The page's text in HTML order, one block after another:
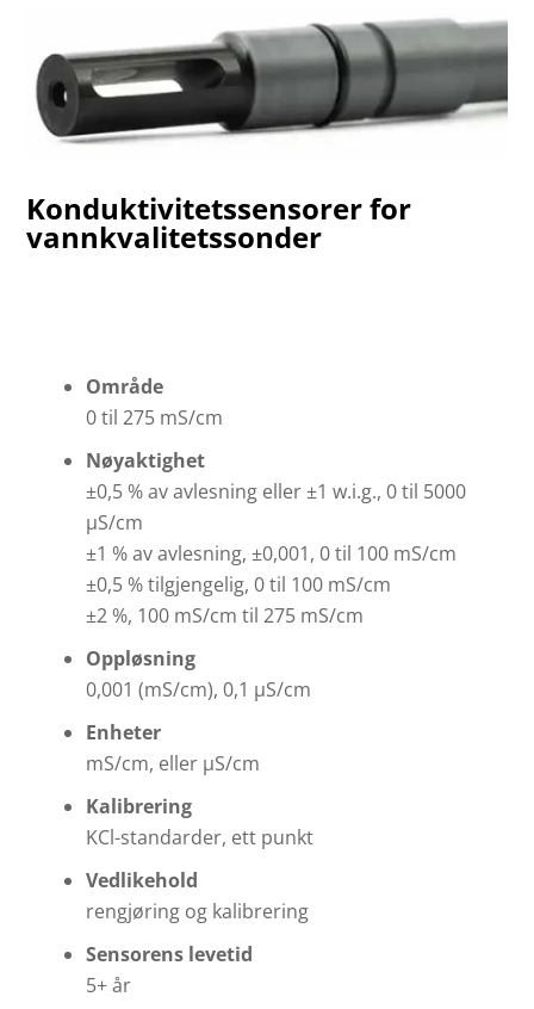
Konduktivitetssensorer for
vannkvalitetssonder
Område
0 til 275 mS/cm
Nøyaktighet
±0,5 % av avlesning eller ±1 w.i.g., 0 til 5000
µS/cm
±1 % av avlesning, ±0,001, 0 til 100 mS/cm
±0,5 % tilgjengelig, 0 til 100 mS/cm
±2 %, 100 mS/cm til 275 mS/cm
Oppløsning
0,001 (mS/cm), 0,1 µS/cm
Enheter
mS/cm, eller µS/cm
Kalibrering
KCl-standarder, ett punkt
Vedlikehold
rengjøring og kalibrering
Sensorens levetid
5+ år